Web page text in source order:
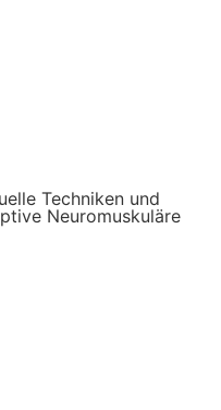
Techniken und
Neuromuskuläre